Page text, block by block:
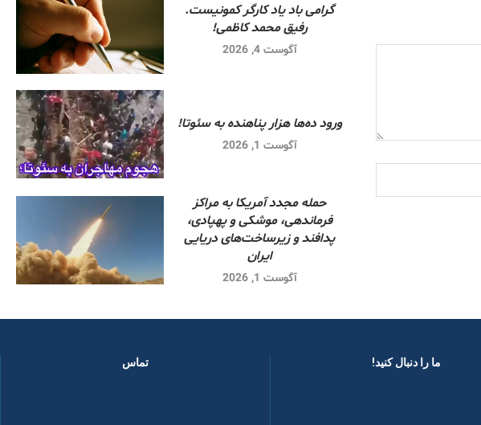
گرامی باد یاد کارگر کمونیست.
رفیق محمد کاظمی!
آگوست 4, 2026
ورود ده‌ها هزار پناهنده به سئوتا!
آگوست 1, 2026
حمله مجدد آمریکا به مراکز
فرماندهی، موشکی و پهپادی،
پدافند و زیرساخت‌های دریایی
ایران
آگوست 1, 2026
ما را دنبال کنید! ​ تماس